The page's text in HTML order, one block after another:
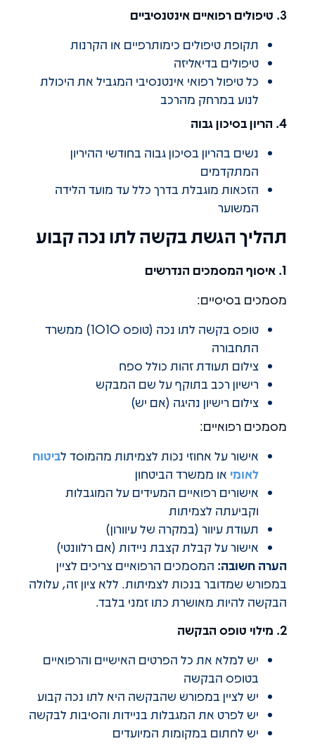
3. טיפולים רפואיים אינטנסיביים
תקופת טיפולים כימותרפיים או הקרנות
טיפולים בדיאליזה
כל טיפול רפואי אינטנסיבי המגביל את היכולת
לנוע במרחק מהרכב
4. הריון בסיכון גבוה
נשים בהריון בסיכון גבוה בחודשי ההיריון
המתקדמים
הזכאות מוגבלת בדרך כלל עד מועד הלידה
המשוער
תהליך הגשת בקשה לתו נכה קבוע
1. איסוף המסמכים הנדרשים
מסמכים בסיסיים:
טופס בקשה לתו נכה (טופס 1010) ממשרד
התחבורה
צילום תעודת זהות כולל ספח
רישיון רכב בתוקף על שם המבקש
צילום רישיון נהיגה (אם יש)
מסמכים רפואיים:
אישור על אחוזי נכות לצמיתות מהמוסד לביטוח
לאומי או ממשרד הביטחון
אישורים רפואיים המעידים על המוגבלות
וקביעתה לצמיתות
תעודת עיוור (במקרה של עיוורון)
אישור על קבלת קצבת ניידות (אם רלוונטי)
הערה חשובה: המסמכים הרפואיים צריכים לציין
במפורש שמדובר בנכות לצמיתות. ללא ציון זה, עלולה
הבקשה להיות מאושרת כתו זמני בלבד.
2. מילוי טופס הבקשה
יש למלא את כל הפרטים האישיים והרפואיים
בטופס הבקשה
יש לציין במפורש שהבקשה היא לתו נכה קבוע
יש לפרט את המגבלות בניידות והסיבות לבקשה
יש לחתום במקומות המיועדים